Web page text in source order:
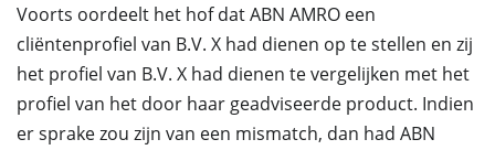
Voorts oordeelt het hof dat ABN AMRO een
cliëntenprofiel van B.V. X had dienen op te stellen en zij
het profiel van B.V. X had dienen te vergelijken met het
profiel van het door haar geadviseerde product. Indien
er sprake zou zijn van een mismatch, dan had ABN